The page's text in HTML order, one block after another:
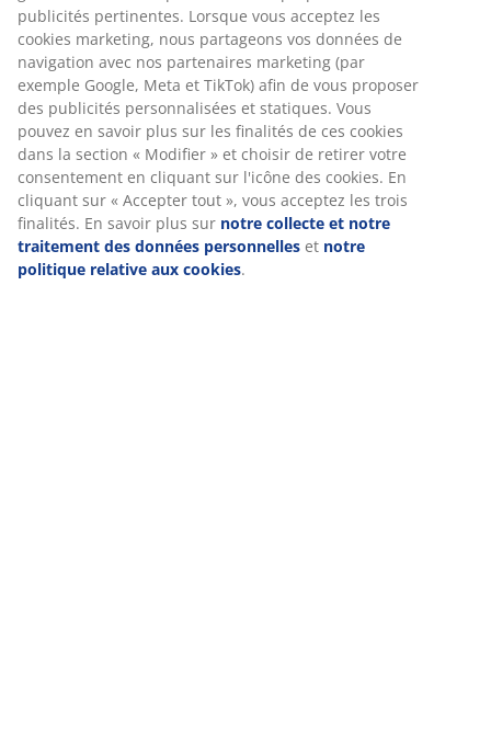
personnes et si vous manquez d'espace, les tables de
bar peuvent être une solution appropriée.
Consultez également nos
meubles de jardin en bois avec label FSC .
Rugueux et urbain
publicités pertinentes. Lorsque vous acceptez les
cookies marketing, nous partageons vos données de
navigation avec nos partenaires marketing (par
exemple Google, Meta et TikTok) afin de vous proposer
des publicités personnalisées et statiques. Vous
pouvez en savoir plus sur les finalités de ces cookies
dans la section « Modifier » et choisir de retirer votre
consentement en cliquant sur l'icône des cookies. En
cliquant sur « Accepter tout », vous acceptez les trois
finalités. En savoir plus sur notre collecte et notre
traitement des données personnelles et notre
politique relative aux cookies.